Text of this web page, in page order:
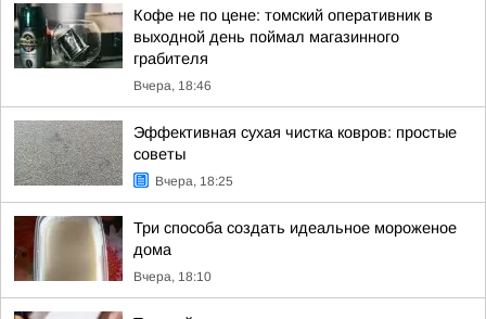
Кофе не по цене: томский оперативник в
выходной день поймал магазинного
грабителя
Вчера, 18:46
Эффективная сухая чистка ковров: простые
советы
Вчера, 18:25
Три способа создать идеальное мороженое
дома
Вчера, 18:10